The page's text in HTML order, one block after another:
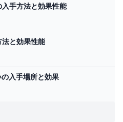
手方法と効果性能
と効果性能
入手場所と効果